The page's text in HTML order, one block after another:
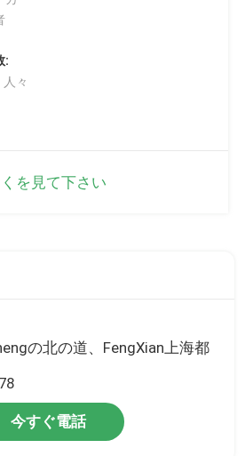
:
々
を見て下さい
の北の道、FengXian上海都
今すぐ電話